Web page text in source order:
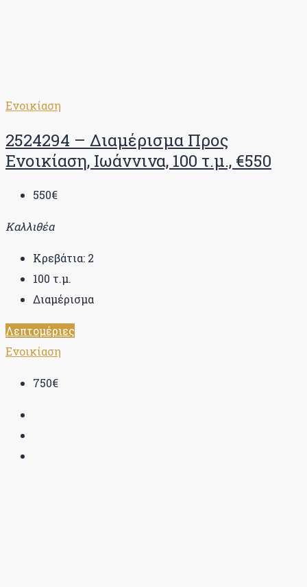
Ενοικίαση
2524294 – Διαμέρισμα Προς
Ενοικίαση, Ιωάννινα, 100 τ.μ., €550
550€
Καλλιθέα
Κρεβάτια: 2
100 τ.μ.
Διαμέρισμα
Λεπτομέριες
Ενοικίαση
750€